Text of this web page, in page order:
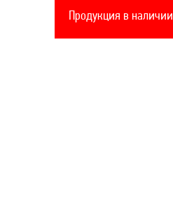
Продукция в наличии